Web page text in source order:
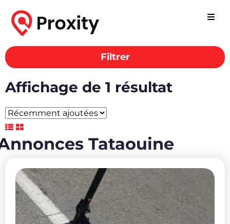
Filtrer
Affichage de 1 résultat
Tataouine